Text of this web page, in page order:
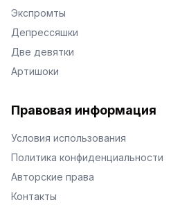
Экспромты
Депрессяшки
Две девятки
Артишоки
Правовая информация
Условия использования
Политика конфиденциальности
Авторские права
Контакты